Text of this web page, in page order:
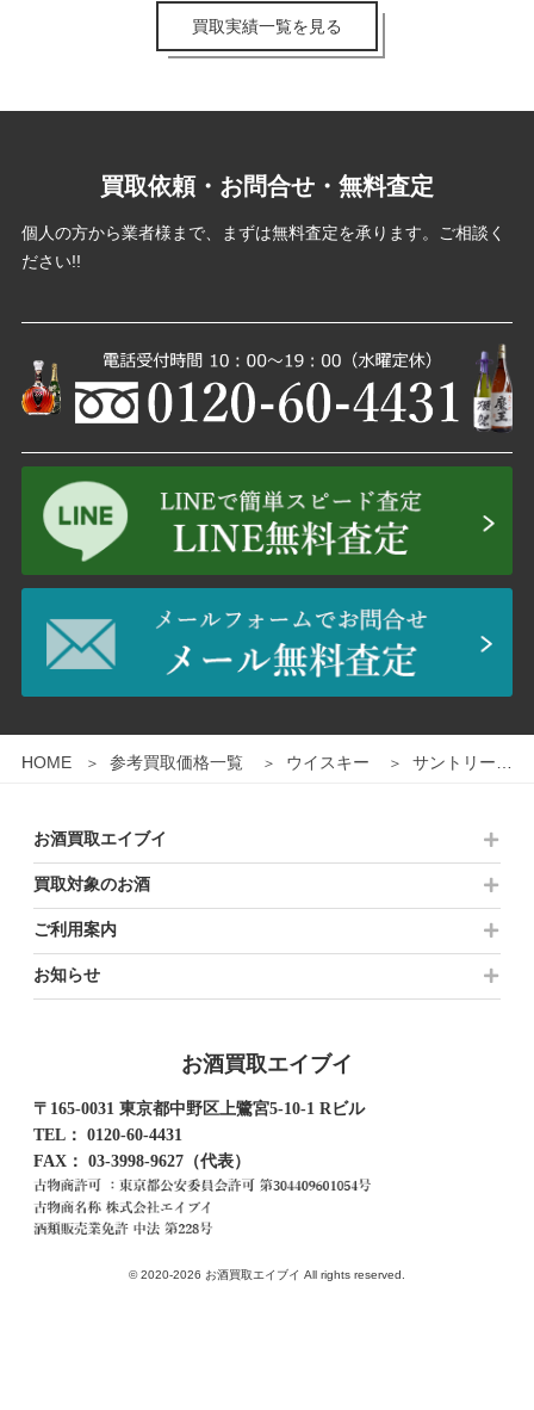
HOME 参考買取価格一覧 ウイスキー サントリー 山崎蒸留所 ザ オーナーズカスク エスカイアクラブ 1986 700ml 木箱付き
/
買取実績一覧を見る
買取依頼・お問合せ・無料査定
個人の方から業者様まで、まずは無料査定を承ります。ご相談く
ださい!!
お酒買取エイブイ
買取対象のお酒
ご利用案内
お知らせ
お酒買取エイブイ
〒165-0031 東京都中野区上鷺宮5-10-1 Rビル
TEL： 0120-60-4431
FAX： 03-3998-9627（代表）
© 2020-2026 お酒買取エイブイ All rights reserved.